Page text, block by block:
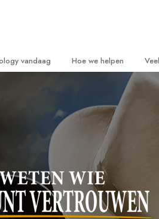
maken voor de
vandaag
evenementen
Miscavige – Kerkelijk Leider van
Hoe we helpen
De Weg naar een
Applied Scholastics
Narconon
De Feiten over Drugs
United for Human Rights